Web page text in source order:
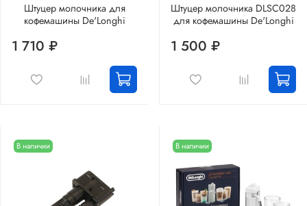
Штуцер молочника для
кофемашины De'Longhi
1 710 ₽
Штуцер молочника DLSC028
для кофемашины De'Longhi
1 500 ₽
В наличии В наличии